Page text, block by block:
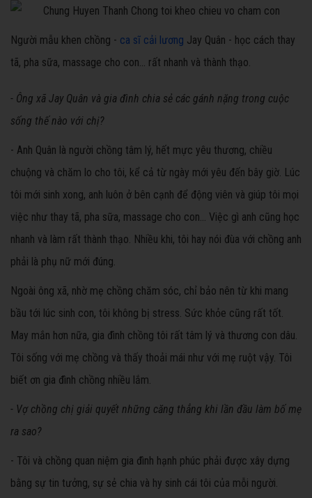
Người mẫu khen chồng - ca sĩ cải lương Jay Quân - học cách thay
tã, pha sữa, massage cho con... rất nhanh và thành thạo.
- Ông xã Jay Quân và gia đình chia sẻ các gánh nặng trong cuộc
sống thế nào với chị?
- Anh Quân là người chồng tâm lý, hết mực yêu thương, chiều
chuộng và chăm lo cho tôi, kể cả từ ngày mới yêu đến bây giờ. Lúc
tôi mới sinh xong, anh luôn ở bên cạnh để động viên và giúp tôi mọi
việc như thay tã, pha sữa, massage cho con... Việc gì anh cũng học
nhanh và làm rất thành thạo. Nhiều khi, tôi hay nói đùa với chồng anh
phải là phụ nữ mới đúng.
Ngoài ông xã, nhờ mẹ chồng chăm sóc, chỉ bảo nên từ khi mang
bầu tới lúc sinh con, tôi không bị stress. Sức khỏe cũng rất tốt.
May mắn hơn nữa, gia đình chồng tôi rất tâm lý và thương con dâu.
Tôi sống với mẹ chồng và thấy thoải mái như với mẹ ruột vậy. Tôi
biết ơn gia đình chồng nhiều lắm.
- Vợ chồng chị giải quyết những căng thẳng khi lần đầu làm bố mẹ
ra sao?
- Tôi và chồng quan niệm gia đình hạnh phúc phải được xây dựng
bằng sự tin tưởng, sự sẻ chia và hy sinh cái tôi của mỗi người.